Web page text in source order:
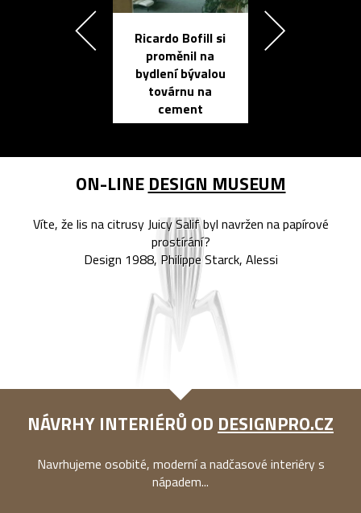
Ricardo Bofill si
proměnil na
bydlení bývalou
továrnu na
cement
ON-LINE DESIGN MUSEUM
Víte, že lis na citrusy Juicy Salif byl navržen na papírové
prostírání?
Design 1988, Philippe Starck, Alessi
NÁVRHY INTERIÉRŮ OD DESIGNPRO.CZ
Navrhujeme osobité, moderní a nadčasové interiéry s
nápadem...